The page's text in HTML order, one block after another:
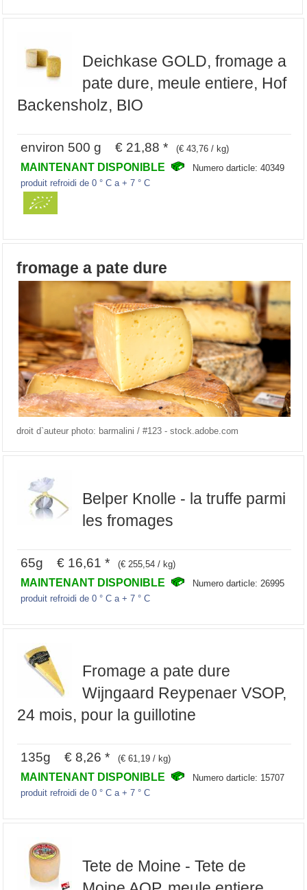
Deichkase GOLD, fromage a
pate dure, meule entiere, Hof
Backensholz, BIO
environ 500 g € 21,88 * (€ 43,76 / kg)
MAINTENANT DISPONIBLE
Numero darticle: 40349
produit refroidi de 0 ° C a + 7 ° C
fromage a pate dure
droit d`auteur photo: barmalini / #123 - stock.adobe.com
Belper Knolle - la truffe parmi
les fromages
65g € 16,61 * (€ 255,54 / kg)
MAINTENANT DISPONIBLE
Numero darticle: 26995
produit refroidi de 0 ° C a + 7 ° C
Fromage a pate dure
Wijngaard Reypenaer VSOP,
24 mois, pour la guillotine
135g € 8,26 * (€ 61,19 / kg)
MAINTENANT DISPONIBLE
Numero darticle: 15707
produit refroidi de 0 ° C a + 7 ° C
Tete de Moine - Tete de